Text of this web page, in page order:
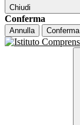
Chiudi
Conferma
Annulla Conferma